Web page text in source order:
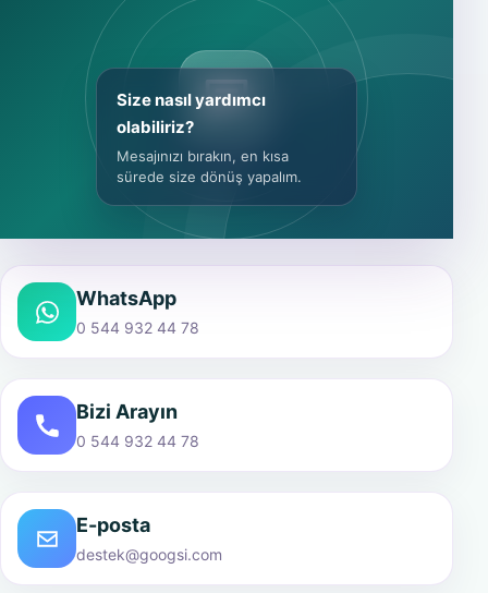
Size nasıl yardımcı
olabiliriz?
Mesajınızı bırakın, en kısa
sürede size dönüş yapalım.
WhatsApp
0 544 932 44 78
Bizi Arayın
0 544 932 44 78
E-posta
destek@googsi.com